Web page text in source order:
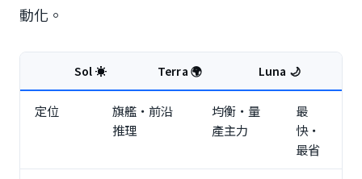
動化。
Sol ☀️ Terra 🌍 Luna 🌙
定位
旗艦・前沿
推理
均衡・量
產主力
最
快・
最省